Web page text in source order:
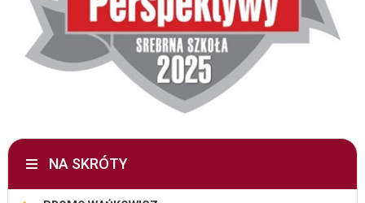
NA SKRÓTY